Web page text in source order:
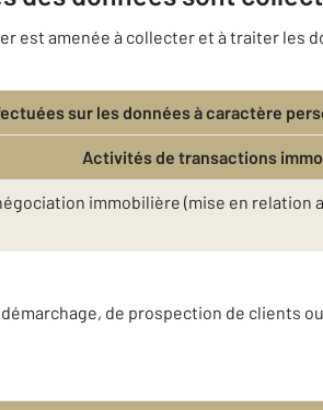
est amenée à collecter et à traiter
sur les données à caractère
Activités de transactions
immobilière (mise en relation
de prospection de clients